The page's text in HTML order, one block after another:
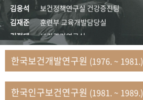
50+1주년 기념
성과 50선 숫자로 보는 50년
세계와 함께 한 KIHASA
VR 역사관
김응석
보건정책연구실 건강증진팀
김재준
훈련부 교육개발담당실
김정태
보건관리연구실
김지자
연구부 사회개발담당실
김태룡
조사평가부 연구과
문현상
가족복지연구실 인구가족연구팀
한국보건개발연구원 (1976. ~ 1981.)
한국인구보건연구원 (1981. ~ 1989.)